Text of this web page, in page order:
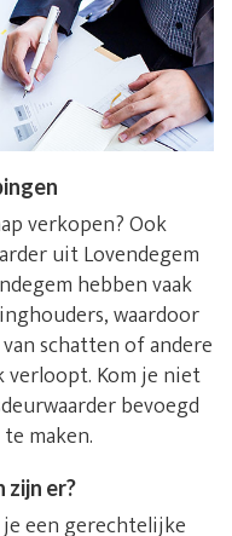
verkopen? Ook
uit Lovendegem
hebben vaak
waardoor
schatten of andere
verloopt. Kom je niet
bevoegd
maken.
zijn er?
een gerechtelijke